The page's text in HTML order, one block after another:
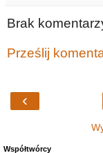
Brak
Prześlij
‹
Współtwórcy